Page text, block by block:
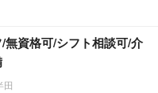
無資格可/シフト相談可/介
田